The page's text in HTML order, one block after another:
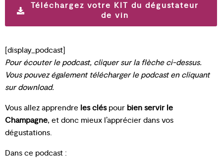
Téléchargez votre KIT du dégustateur
de vin
[display_podcast]
Pour écouter le podcast, cliquer sur la flèche ci-dessus.
Vous pouvez également télécharger le podcast en cliquant
sur download.
Vous allez apprendre les cléspour bien servir le
Champagne, et donc mieux l’apprécier dans vos
dégustations.
Dans ce podcast :